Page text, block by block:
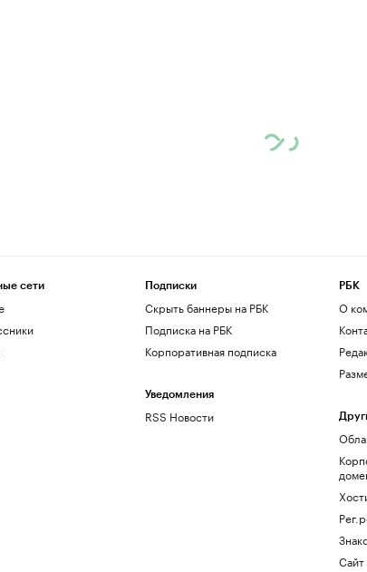
сети Подписки
Скрыть баннеры на РБК
Подписка на РБК
Корпоративная подписка
Уведомления
RSS Новости
РБК
О